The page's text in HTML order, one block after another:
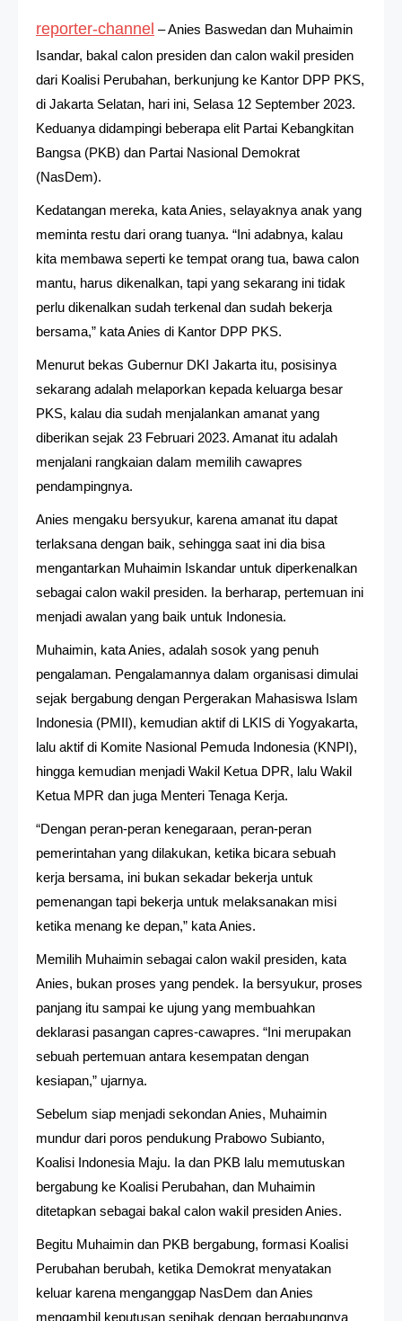
reporter-channel – Anies Baswedan dan Muhaimin
Isandar, bakal calon presiden dan calon wakil presiden
dari Koalisi Perubahan, berkunjung ke Kantor DPP PKS,
di Jakarta Selatan, hari ini, Selasa 12 September 2023.
Keduanya didampingi beberapa elit Partai Kebangkitan
Bangsa (PKB) dan Partai Nasional Demokrat
(NasDem).
Kedatangan mereka, kata Anies, selayaknya anak yang
meminta restu dari orang tuanya. “Ini adabnya, kalau
kita membawa seperti ke tempat orang tua, bawa calon
mantu, harus dikenalkan, tapi yang sekarang ini tidak
perlu dikenalkan sudah terkenal dan sudah bekerja
bersama,” kata Anies di Kantor DPP PKS.
Menurut bekas Gubernur DKI Jakarta itu, posisinya
sekarang adalah melaporkan kepada keluarga besar
PKS, kalau dia sudah menjalankan amanat yang
diberikan sejak 23 Februari 2023. Amanat itu adalah
menjalani rangkaian dalam memilih cawapres
pendampingnya.
Anies mengaku bersyukur, karena amanat itu dapat
terlaksana dengan baik, sehingga saat ini dia bisa
mengantarkan Muhaimin Iskandar untuk diperkenalkan
sebagai calon wakil presiden. Ia berharap, pertemuan ini
menjadi awalan yang baik untuk Indonesia.
Muhaimin, kata Anies, adalah sosok yang penuh
pengalaman. Pengalamannya dalam organisasi dimulai
sejak bergabung dengan Pergerakan Mahasiswa Islam
Indonesia (PMII), kemudian aktif di LKIS di Yogyakarta,
lalu aktif di Komite Nasional Pemuda Indonesia (KNPI),
hingga kemudian menjadi Wakil Ketua DPR, lalu Wakil
Ketua MPR dan juga Menteri Tenaga Kerja.
“Dengan peran-peran kenegaraan, peran-peran
pemerintahan yang dilakukan, ketika bicara sebuah
kerja bersama, ini bukan sekadar bekerja untuk
pemenangan tapi bekerja untuk melaksanakan misi
ketika menang ke depan,” kata Anies.
Memilih Muhaimin sebagai calon wakil presiden, kata
Anies, bukan proses yang pendek. Ia bersyukur, proses
panjang itu sampai ke ujung yang membuahkan
deklarasi pasangan capres-cawapres. “Ini merupakan
sebuah pertemuan antara kesempatan dengan
kesiapan,” ujarnya.
Sebelum siap menjadi sekondan Anies, Muhaimin
mundur dari poros pendukung Prabowo Subianto,
Koalisi Indonesia Maju. Ia dan PKB lalu memutuskan
bergabung ke Koalisi Perubahan, dan Muhaimin
ditetapkan sebagai bakal calon wakil presiden Anies.
Begitu Muhaimin dan PKB bergabung, formasi Koalisi
Perubahan berubah, ketika Demokrat menyatakan
keluar karena menganggap NasDem dan Anies
mengambil keputusan sepihak dengan bergabungnya